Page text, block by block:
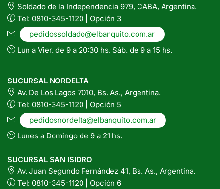
Soldado de la Independencia 979, CABA, Argentina.
Tel: 0810-345-1120 | Opción 3
pedidossoldado@elbanquito.com.ar
Lun a Vier. de 9 a 20:30 hs. Sáb. de 9 a 15 hs.
SUCURSAL NORDELTA
Av. De Los Lagos 7010, Bs. As., Argentina.
Tel: 0810-345-1120 | Opción 5
pedidosnordelta@elbanquito.com.ar
Lunes a Domingo de 9 a 21 hs.
SUCURSAL SAN ISIDRO
Av. Juan Segundo Fernández 41, Bs. As., Argentina.
Tel: 0810-345-1120 | Opción 6